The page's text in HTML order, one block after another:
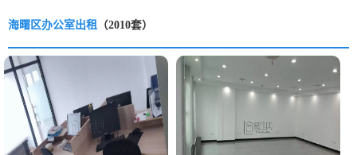
海曙区办公室出租 （2010套）